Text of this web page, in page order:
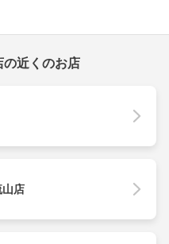
の近くのお店
山店